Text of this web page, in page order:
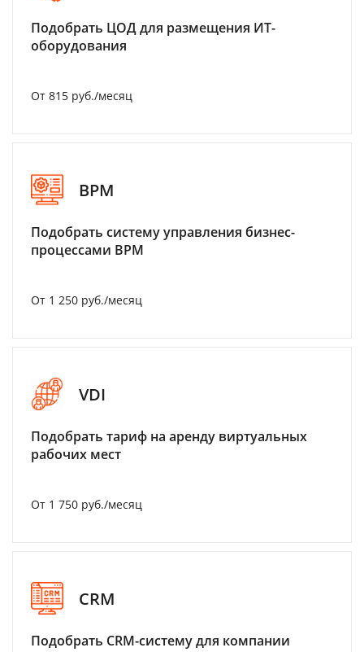
Подобрать ЦОД для размещения ИТ-
оборудования
От 815 руб./месяц
BPM
Подобрать систему управления бизнес-
процессами BPM
От 1 250 руб./месяц
VDI
Подобрать тариф на аренду виртуальных
рабочих мест
От 1 750 руб./месяц
CRM
Подобрать CRM-систему для компании